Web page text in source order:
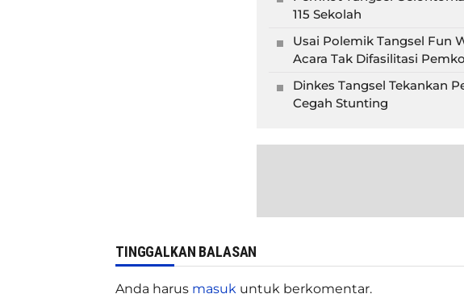
115 Sekolah
Usai Polemik Tangsel Fun
Acara Tak Difasilitasi
Dinkes Tangsel Tekankan
Cegah Stunting
TINGGALKAN BALASAN
Anda harus masuk untuk berkomentar.